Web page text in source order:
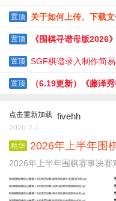
置顶 关于如何上传、下载文
置顶 《围棋寻谱母版2026
置顶 SGF棋谱录入制作简
置顶 （6.19更新）《藤泽
点击重新加载 fivehh
2026-7-1
精华 2026年上半年围
2026年上半年围棋赛事决赛